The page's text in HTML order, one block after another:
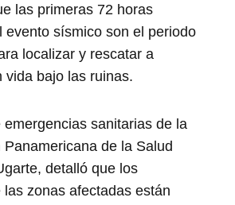
las primeras 72 horas
evento sísmico son el periodo
localizar y rescatar a
vida bajo las ruinas.
emergencias sanitarias de la
de la Salud
detalló que los
las zonas afectadas están